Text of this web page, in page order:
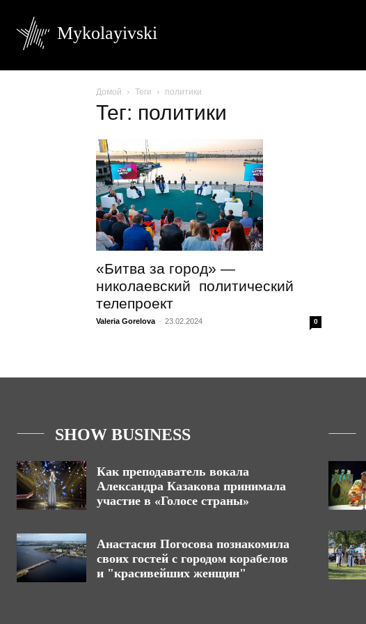
Mykolayivski
Домой Теги политики
Тег: политики
«Битва за город» —
николаевский политический
телепроект
Valeria Gorelova - 23.02.2024 0
SHOW BUSINESS
Как преподаватель вокала
Александра Казакова принимала
участие в «Голосе страны»
Анастасия Погосова познакомила
своих гостей с городом корабелов
и "красивейших женщин"